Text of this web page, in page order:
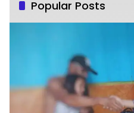
Popular Posts